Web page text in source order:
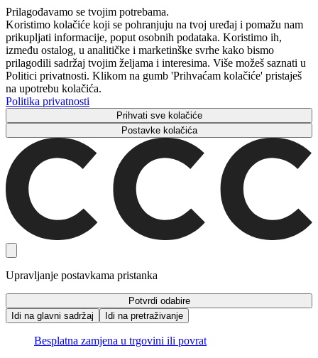
Prilagođavamo se tvojim potrebama.
Koristimo kolačiće koji se pohranjuju na tvoj uređaj i pomažu nam
prikupljati informacije, poput osobnih podataka. Koristimo ih,
između ostalog, u analitičke i marketinške svrhe kako bismo
prilagodili sadržaj tvojim željama i interesima. Više možeš saznati u
Politici privatnosti. Klikom na gumb 'Prihvaćam kolačiće' pristaješ
na upotrebu kolačića.
Politika privatnosti
Prihvati sve kolačiće
Postavke kolačića
Upravljanje postavkama pristanka
Potvrdi odabire
Idi na glavni sadržaj
Idi na pretraživanje
Besplatna zamjena u trgovini ili povrat